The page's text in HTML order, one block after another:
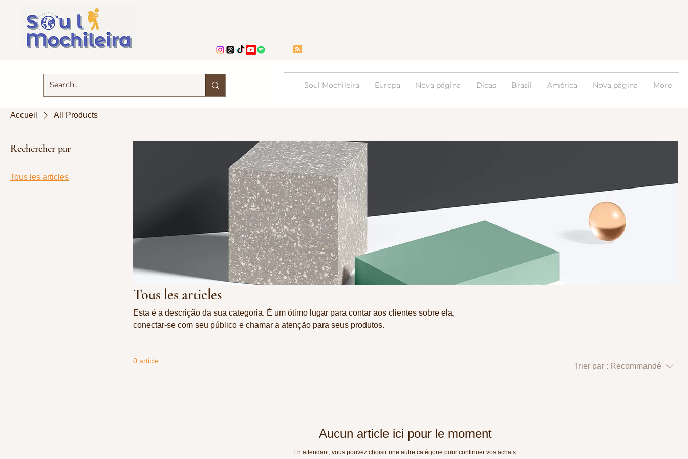
Soul Mochileira Europa Nova página Dicas Brasil América Nova página More
Accueil All Products
Rechercher par
Tous les articles
Tous les articles
Esta é a descrição da sua categoria. É um ótimo lugar para contar aos clientes sobre ela,
conectar-se com seu público e chamar a atenção para seus produtos.
0 article
Trier par : Recommandé
Aucun article ici pour le moment
En attendant, vous pouvez choisir une autre catégorie pour continuer vos achats.